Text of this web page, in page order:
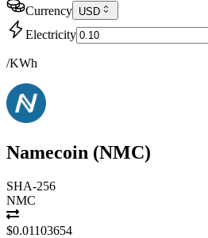
Currency USD
Electricity
/KWh
Namecoin (NMC)
SHA-256
NMC
$0.01103654